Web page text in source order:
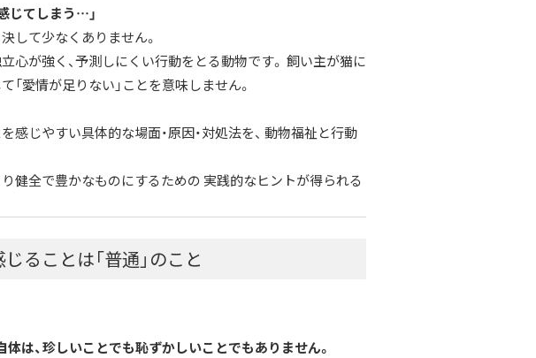
じてしまう…」
して少なくありません。
心が強く、予測しにくい行動をとる動物です。 飼い主が猫に
「愛情が足りない」ことを意味しません。
感じやすい具体的な場面・原因・対処法を、 動物福祉と行動
健全で豊かなものにするための 実践的なヒントが得られる
ることは「普通」のこと
は、珍しいことでも恥ずかしいことでもありません。